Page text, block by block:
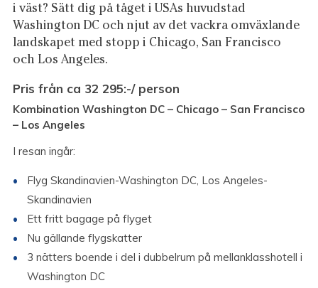
i väst? Sätt dig på tåget i USAs huvudstad
Washington DC och njut av det vackra omväxlande
landskapet med stopp i Chicago, San Francisco
och Los Angeles.
Pris från ca 32 295:-/ person
Kombination Washington DC – Chicago – San Francisco
– Los Angeles
I resan ingår:
Flyg Skandinavien-Washington DC, Los Angeles-
Skandinavien
Ett fritt bagage på flyget
Nu gällande flygskatter
3 nätters boende i del i dubbelrum på mellanklasshotell i
Washington DC